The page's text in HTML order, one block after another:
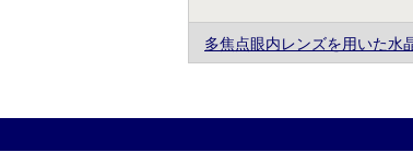
多焦点眼内レンズを用いた水